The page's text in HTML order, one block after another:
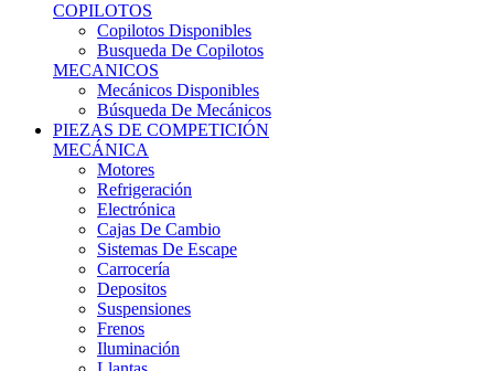
Busqueda De Copilotos
MECANICOS
Mecánicos Disponibles
Búsqueda De Mecánicos
PIEZAS DE COMPETICIÓN
MECÁNICA
Motores
Refrigeración
Electrónica
Cajas De Cambio
Sistemas De Escape
Carrocería
Depositos
Suspensiones
Frenos
Iluminación
Llantas
NEUMÁTICOS DE ASFALTO